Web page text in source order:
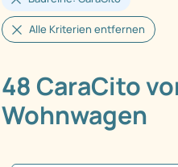
Alle Kriterien entfernen
48 CaraCito
Wohnwagen